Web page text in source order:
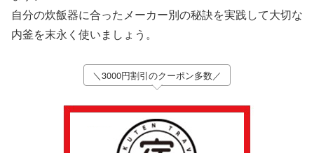
自分の炊飯器に合ったメーカー別の秘訣を実践して大切な
内釜を末永く使いましょう。
＼3000円割引のクーポン多数／